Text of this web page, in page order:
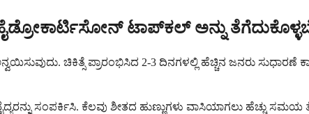
ಟಾಪ್‌ಕಲ್ ಅನ್ನು
ಚಿಕಿತ್ಸೆ ಪ್ರಾರಂಭಿಸಿದ 2-3 ದಿನಗಳಲ್ಲಿ ಹೆಚ್ಚಿನ ಜನರು ಸುಧಾರಣೆ
ಸಂಪರ್ಕಿಸಿ. ಕೆಲವು ಶೀತದ ಹುಣ್ಣುಗಳು ವಾಸಿಯಾಗಲು ಹೆಚ್ಚು ಸಮಯ